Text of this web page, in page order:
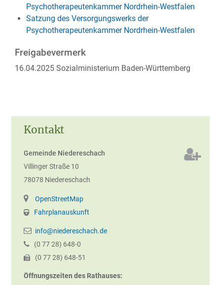
Kontakt
Gemeinde Niedereschach
Villinger Straße 10
78078 Niedereschach
OpenStreetMap
Fahrplanauskunft
info@niedereschach.de
(0 7728) 648-0
(0 7728) 648-51
Öffnungszeiten des Rathauses:
Psychotherapeutenkammer Nordrhein-Westfalen
Satzung des Versorgungswerks der
Psychotherapeutenkammer Nordrhein-Westfalen
Freigabevermerk
16.04.2025 Sozialministerium Baden-Württemberg